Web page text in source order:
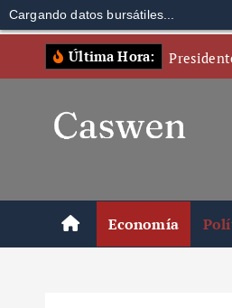
Cargando datos bursátiles...
Última Hora:
Economía